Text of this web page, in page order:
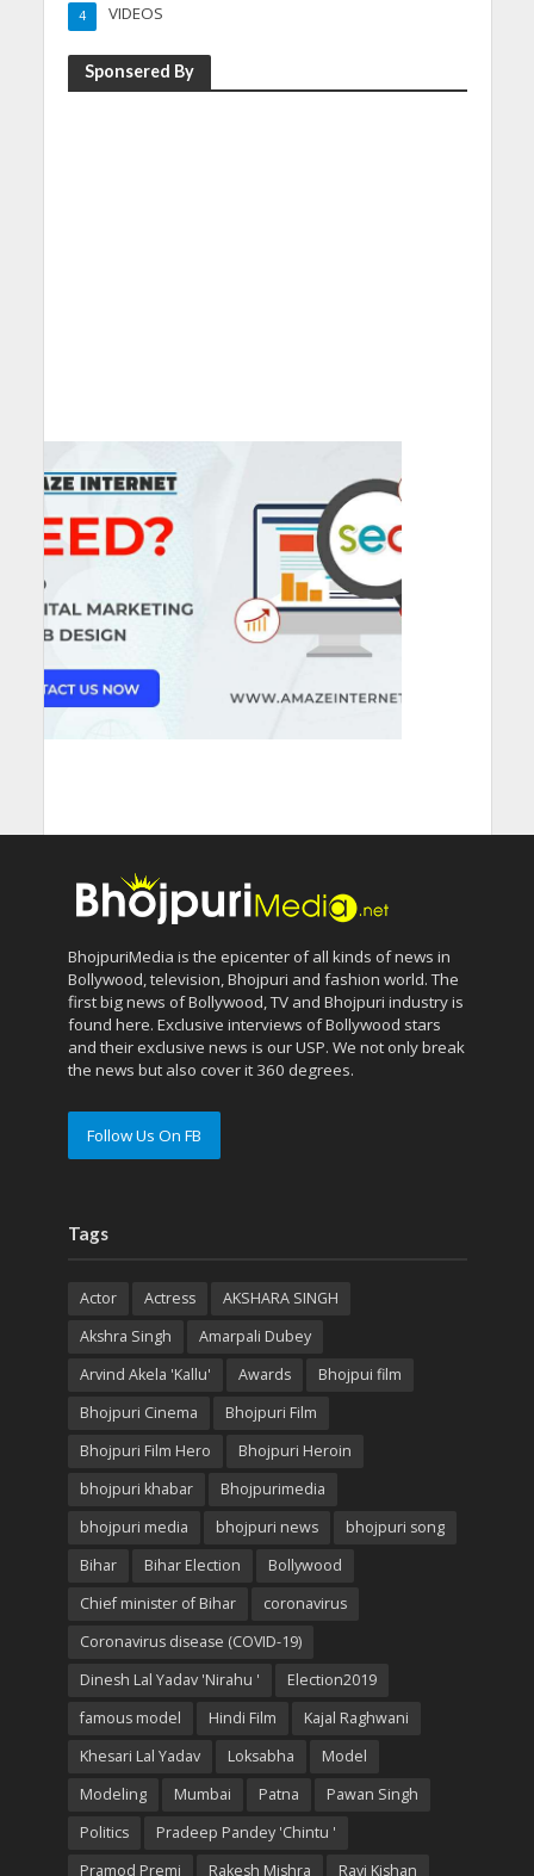
VIDEOS
4
Sponsered By
BhojpuriMedia is the epicenter of all kinds of news in
Bollywood, television, Bhojpuri and fashion world. The
first big news of Bollywood, TV and Bhojpuri industry is
found here. Exclusive interviews of Bollywood stars
and their exclusive news is our USP. We not only break
the news but also cover it 360 degrees.
Follow Us On FB
Tags
Actor Actress
AKSHARA SINGH
Akshra Singh
Amarpali Dubey
Arvind Akela 'Kallu'
Awards
Bhojpui film
Bhojpuri Cinema
Bhojpuri Film
Bhojpuri Film Hero
Bhojpuri Heroin
bhojpuri khabar
Bhojpurimedia
bhojpuri media
bhojpuri news
bhojpuri song
Bihar
Bihar Election
Bollywood
Chief minister of Bihar
coronavirus
Coronavirus disease (COVID-19)
Dinesh Lal Yadav 'Nirahu '
Election2019
famous model
Hindi Film
Kajal Raghwani
Khesari Lal Yadav
Loksabha
Model
Modeling
Mumbai Patna
Pawan Singh
Politics
Pradeep Pandey 'Chintu '
Pramod Premi
Rakesh Mishra Ravi Kishan